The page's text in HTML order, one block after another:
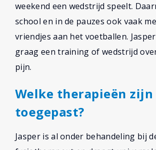
weekend een wedstrijd speelt.
school en in de pauzes ook vaak
vriendjes aan het voetballen.
graag een training of wedstrijd
pijn.
Welke therapieën zijn
toegepast?
Jasper is al onder behandeling bij